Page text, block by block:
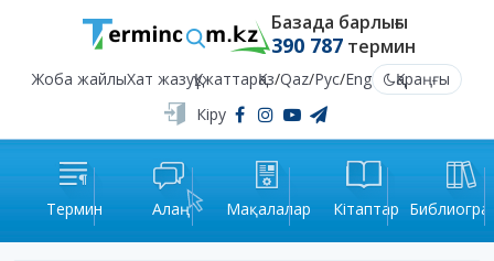
Базада барлығы
390 787термин
Жоба жайлыХат жазуҚұжаттарҚаз/Qaz/Рус/Eng
Қараңғы
Кіру
Термин Алаң Мақалалар Кітаптар